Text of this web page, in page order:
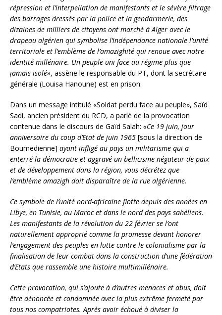
répression et l’interpellation de manifestants et le sévère filtrage
des barrages dressés par la police et la gendarmerie, des
dizaines de milliers de citoyens ont marché à Alger avec le
drapeau algérien qui symbolise l’indépendance nationale l’unité
territoriale et l’emblème de l’amazighité qui renoue avec notre
identité millénaire. Un peuple uni face au régime plus que
jamais isolé», assène le responsable du PT, dont la secrétaire
générale (Louisa Hanoune) est en prison.
Dans un message intitulé «Soldat perdu face au peuple», Saïd
Sadi, ancien président du RCD, a parlé de la provocation
contenue dans le discours de Gaïd Salah: «Ce 19 juin, jour
anniversaire du coup d’Etat de juin 1965 [sous la direction de
Boumedienne] ayant infligé au pays un militarisme qui a
enterré la démocratie et aggravé un bellicisme négateur de paix
et de développement dans la région, vous décrétez que
l’emblème amazigh doit disparaître de la rue algérienne.
Ce symbole de l’unité nord-africaine flotte depuis des années en
Libye, en Tunisie, au Maroc et dans le nord des pays sahéliens.
Les manifestants de la révolution du 22 février se l’ont
naturellement approprié comme la promesse devant honorer
l’engagement des peuples en lutte contre le colonialisme par la
finalisation de leur combat dans la construction d’une fédération
d’Etats que rassemble une histoire multimillénaire.
Cette provocation, qui s’ajoute à d’autres menaces et abus, doit
être dénoncée et condamnée avec la plus extrême fermeté par
tous nos compatriotes. Après avoir échoué à diviser la